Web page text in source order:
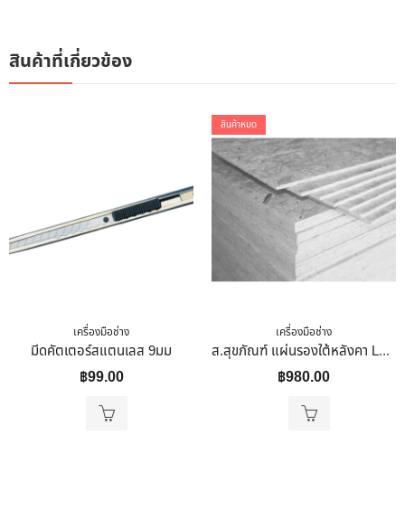
สินค้าที่เกี่ยวข้อง
เครื่องมือช่าง
มีดคัตเตอร์สแตนเลส 9มม
฿99.00
สินค้าหมด
เครื่องมือช่าง
ส.สุขภัณฑ์ แผ่นรองใต้หลังคา LANNA OSB 10มิล (Subroof) 1220*2441
฿980.00